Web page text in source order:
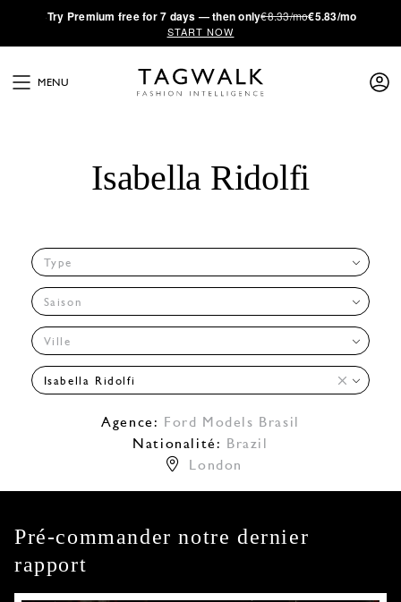
·Try Premium free for 7 days — then only€8.33/mo€5.83/mo
START NOW
MENU
Isabella Ridolfi
Type
Saison
Ville
Isabella Ridolfi
Agence:
Ford Models Brasil
Nationalité:
Brazil
London
Pré-commander notre dernier
rapport